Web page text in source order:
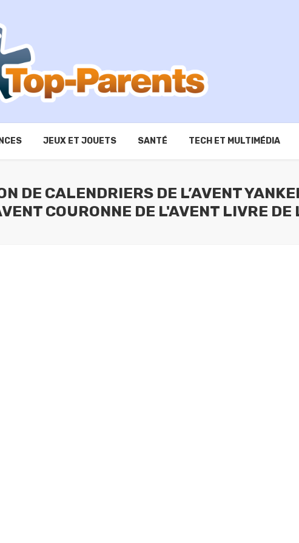
JEUX ET JOUETS SANTÉ TECH ET MULTIMÉDIA
DE CALENDRIERS DE L’AVENT
COURONNE DE L'AVENT LIVRE DE